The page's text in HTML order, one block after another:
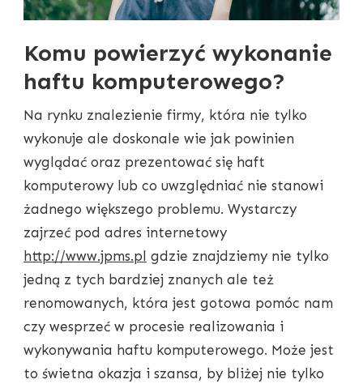
Komu powierzyć wykonanie
haftu komputerowego?
Na rynku znalezienie firmy, która nie tylko
wykonuje ale doskonale wie jak powinien
wyglądać oraz prezentować się haft
komputerowy lub co uwzględniać nie stanowi
żadnego większego problemu. Wystarczy
zajrzeć pod adres internetowy
http://www.jpms.pl gdzie znajdziemy nie tylko
jedną z tych bardziej znanych ale też
renomowanych, która jest gotowa pomóc nam
czy wesprzeć w procesie realizowania i
wykonywania haftu komputerowego. Może jest
to świetna okazja i szansa, by bliżej nie tylko